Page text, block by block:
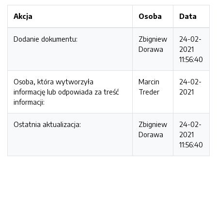
Akcja Osoba Data
Dodanie dokumentu:
Zbigniew
Dorawa
24-02-
2021
11:56:40
Osoba, która wytworzyła
informację lub odpowiada za treść
informacji:
Marcin
Treder
24-02-
2021
Ostatnia aktualizacja:
Zbigniew
Dorawa
24-02-
2021
11:56:40